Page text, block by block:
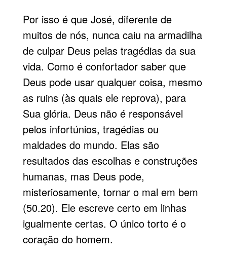
Por isso é que José, diferente de
muitos de nós, nunca caiu na armadilha
de culpar Deus pelas tragédias da sua
vida. Como é confortador saber que
Deus pode usar qualquer coisa, mesmo
as ruins (às quais ele reprova), para
Sua glória. Deus não é responsável
pelos infortúnios, tragédias ou
maldades do mundo. Elas são
resultados das escolhas e cons­truções
humanas, mas Deus pode,
misteriosamente, tornar o mal em bem
(50.20). Ele escreve certo em linhas
igualmente certas. O único torto é o
coração do homem.